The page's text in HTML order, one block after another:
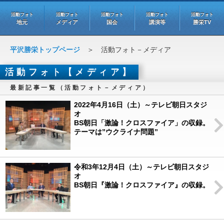
活動フォト
地元
活動フォト
メディア
活動フォト
国会
活動フォト
講演等
活動フォト
勝栄TV
平沢勝栄トップページ ＞ 活動フォト－メディア
活動フォト【メディア】
最新記事一覧（活動フォト－メディア）
2022年4月16日（土）～テレビ朝日スタジ
オ
BS朝日「激論！クロスファイア」の収録。
テーマは”ウクライナ問題”
令和3年12月4日（土）～テレビ朝日スタジ
オ
BS朝日『激論！クロスファイア』の収録。